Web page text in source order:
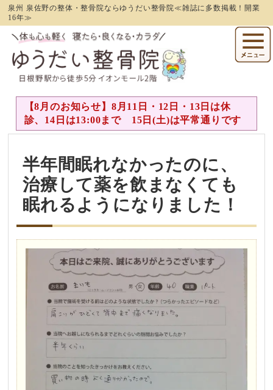
泉州 泉佐野の整体・整骨院ならゆうだい整骨院≪雑誌に多数掲載！開業
16年≫
【8月のお知らせ】8月11日・12日・13日は休
診、14日は13:00まで 15日(土)は平常通りです
半年間眠れなかったのに、
治療して薬を飲まなくても
眠れるようになりました！